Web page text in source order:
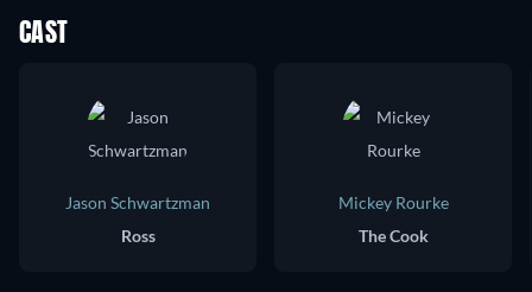
CAST
Jason Schwartzman
Ross
Mickey Rourke
The Cook